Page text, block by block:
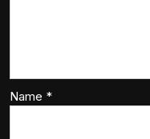
Name *